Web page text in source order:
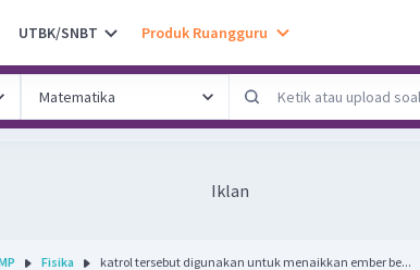
UTBK/SNBT Produk Ruangguru
Iklan
Fisika katrol tersebut digunakan untuk menaikkan ember be...